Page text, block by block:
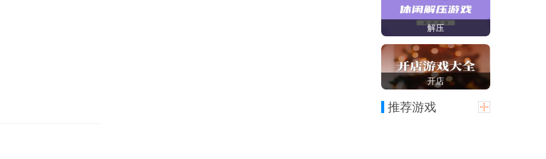
解压
开店
推荐游戏